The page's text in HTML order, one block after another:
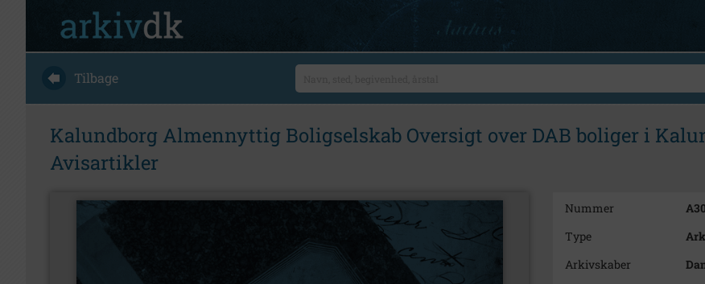
Tilbage
Kalundborg Almennyttig Boligselskab Oversigt over DAB boliger i
Avisartikler
Nummer
Type
Arkivskaber